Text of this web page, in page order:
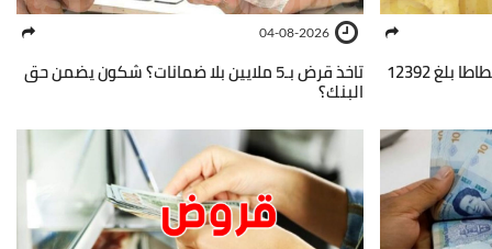
وزارة الفلاحة: المخزون التعديلي للبطاطا بلغ 12392
04-08-2026
تاخذ قرض بـ5 ملايين بلا ضمانات؟ شكون يضمن حق
البنك؟